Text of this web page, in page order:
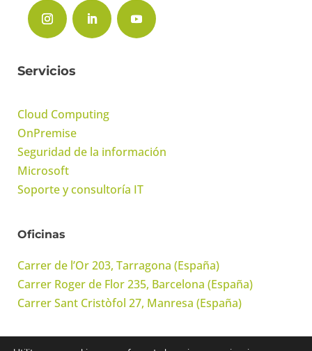
Servicios
Cloud Computing
OnPremise
Seguridad de la información
Microsoft
Soporte y consultoría IT
Oficinas
Carrer de l’Or 203, Tarragona (España)
Carrer Roger de Flor 235, Barcelona (España)
Carrer Sant Cristòfol 27, Manresa (España)